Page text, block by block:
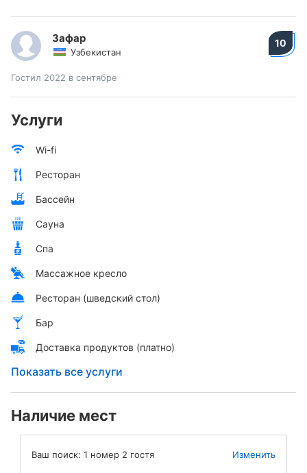
Зафар
Узбекистан
10
Гостил 2022 в сентябре
Услуги
Wi-fi
Ресторан
Бассейн
Сауна
Спа
Массажное кресло
Ресторан (шведский стол)
Бар
Доставка продуктов (платно)
Показать все услуги
Наличие мест
Ваш поиск: 1 номер 2 гостя Изменить